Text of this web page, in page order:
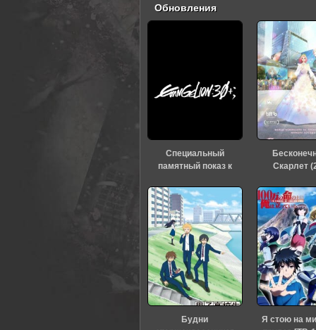
Обновления
Специальный
памятный показ к
«Евангелиона» (2026)
Скарлет
Будни
Я стою на